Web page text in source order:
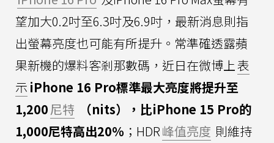
望加大0.2吋至6.3吋及6.9吋，最新消息則指
出螢幕亮度也可能有所提升。常準確透露蘋
果新機的爆料客剎那數碼，近日在微博上表
示 iPhone 16 Pro標準最大亮度將提升至
1,200尼特
（nits），比iPhone 15 Pro的
1,000尼特高出20％ ；HDR峰值亮度 則維持